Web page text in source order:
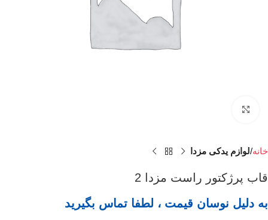
خانه لوازم یدکی مزدا
قاب پرژکتور راست مزدا 2
به دلیل نوسان قیمت ، لطفا تماس بگیرید